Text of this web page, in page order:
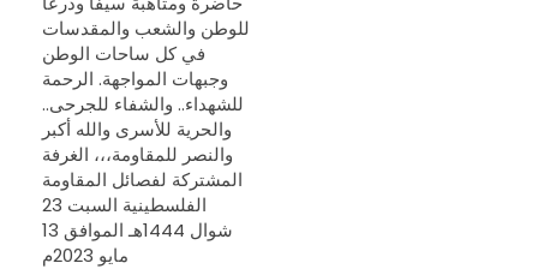
للوطن والشعب والمقدسات
في كل ساحات الوطن
وجبهات المواجهة. الرحمة
للشهداء.. والشفاء للجرحى..
والحرية للأسرى والله أكبر
والنصر للمقاومة،،، الغرفة
المشتركة لفصائل المقاومة
الفلسطينية السبت 23
شوال 1444هـ الموافق 13
مايو 2023م